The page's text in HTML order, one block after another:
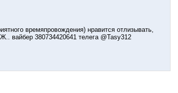
времяпровождения) нравится отлизывать,
вайбер 380734420641 телега @Tasy312